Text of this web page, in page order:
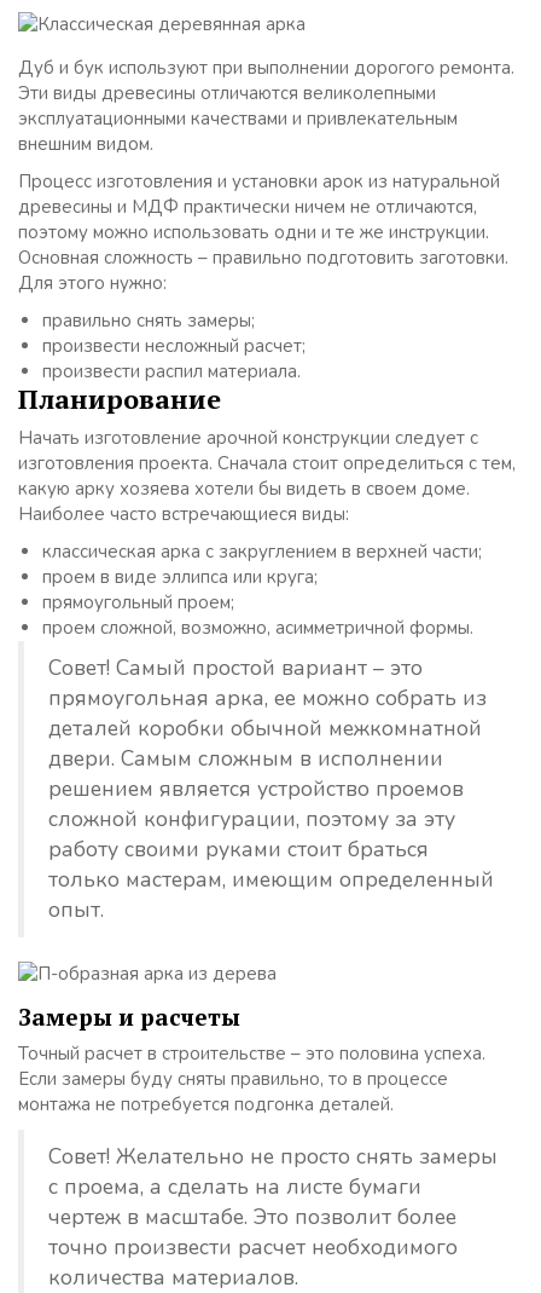
Дуб и бук используют при выполнении дорогого ремонта.
Эти виды древесины отличаются великолепными
эксплуатационными качествами и привлекательным
внешним видом.
Процесс изготовления и установки арок из натуральной
древесины и МДФ практически ничем не отличаются,
поэтому можно использовать одни и те же инструкции.
Основная сложность – правильно подготовить заготовки.
Для этого нужно:
правильно снять замеры;
произвести несложный расчет;
произвести распил материала.
Планирование
Начать изготовление арочной конструкции следует с
изготовления проекта. Сначала стоит определиться с тем,
какую арку хозяева хотели бы видеть в своем доме.
Наиболее часто встречающиеся виды:
классическая арка с закруглением в верхней части;
проем в виде эллипса или круга;
прямоугольный проем;
проем сложной, возможно, асимметричной формы.
Совет! Самый простой вариант – это
прямоугольная арка, ее можно собрать из
деталей коробки обычной межкомнатной
двери. Самым сложным в исполнении
решением является устройство проемов
сложной конфигурации, поэтому за эту
работу своими руками стоит браться
только мастерам, имеющим определенный
опыт.
Замеры и расчеты
Точный расчет в строительстве – это половина успеха.
Если замеры буду сняты правильно, то в процессе
монтажа не потребуется подгонка деталей.
Совет! Желательно не просто снять замеры
с проема, а сделать на листе бумаги
чертеж в масштабе. Это позволит более
точно произвести расчет необходимого
количества материалов.